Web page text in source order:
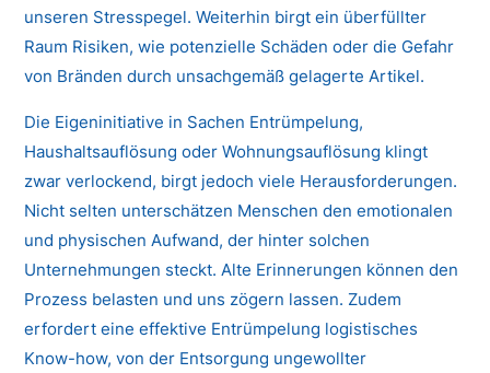
unseren Stresspegel. Weiterhin birgt ein überfüllter
Raum Risiken, wie potenzielle Schäden oder die Gefahr
von Bränden durch unsachgemäß gelagerte Artikel.
Die Eigeninitiative in Sachen Entrümpelung,
Haushaltsauflösung oder Wohnungsauflösung klingt
zwar verlockend, birgt jedoch viele Herausforderungen.
Nicht selten unterschätzen Menschen den emotionalen
und physischen Aufwand, der hinter solchen
Unternehmungen steckt. Alte Erinnerungen können den
Prozess belasten und uns zögern lassen. Zudem
erfordert eine effektive Entrümpelung logistisches
Know-how, von der Entsorgung ungewollter